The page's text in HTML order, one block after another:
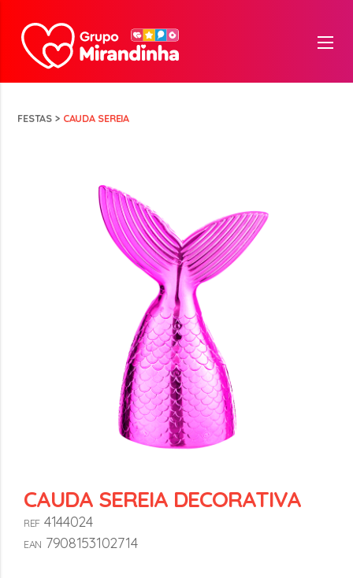
FESTAS> CAUDA SEREIA
CAUDA SEREIA DECORATIVA
REF 4144024
EAN 7908153102714